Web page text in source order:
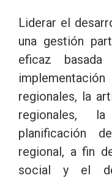
Liderar el
una gestión
eficaz
regionales, la
regionales,
planificación
regional, a fin
social y el